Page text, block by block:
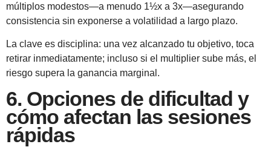
múltiplos modestos—a menudo 1½x a 3x—asegurando
consistencia sin exponerse a volatilidad a largo plazo.
La clave es disciplina: una vez alcanzado tu objetivo, toca
retirar inmediatamente; incluso si el multiplier sube más, el
riesgo supera la ganancia marginal.
6. Opciones de dificultad y
cómo afectan las sesiones
rápidas